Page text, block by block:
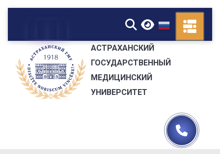
▼
АСТРАХАНСКИЙ
ГОСУДАРСТВЕННЫЙ
МЕДИЦИНСКИЙ
УНИВЕРСИТЕТ